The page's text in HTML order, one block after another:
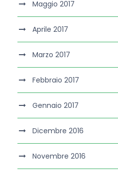
Maggio 2017
Aprile 2017
Marzo 2017
Febbraio 2017
Gennaio 2017
Dicembre 2016
Novembre 2016